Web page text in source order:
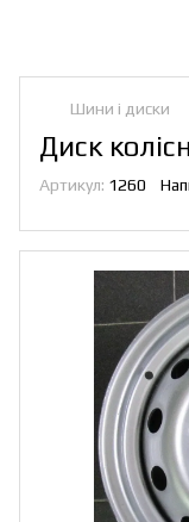
Шини і диски
Диск
Артикул: 1260